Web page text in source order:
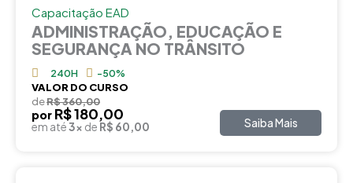
Capacitação EAD
ADMINISTRAÇÃO, EDUCAÇÃO E
SEGURANÇA NO TRÂNSITO
240H -50%
VALOR DO CURSO
deR$ 360,00
por R$ 180,00
em até3x de R$ 60,00 Saiba Mais